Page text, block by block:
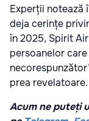
Experții notează
deja cerințe
în 2025, Spirit
persoanelor
prea revelatoare.
Acum ne puteți